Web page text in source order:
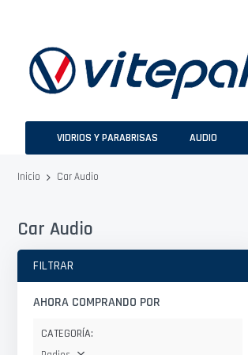
VIDRIOS Y PARABRISAS AUDIO
Inicio Car Audio
Car Audio
FILTRAR
AHORA COMPRANDO POR
CATEGORÍA